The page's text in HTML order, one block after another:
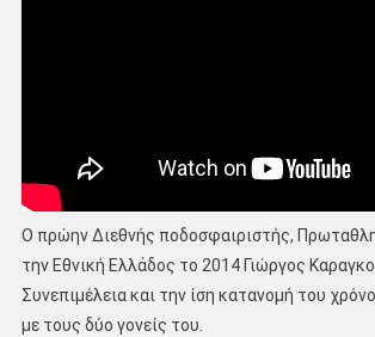
Ο πρώην Διεθνής ποδοσφαιριστής,
την Εθνική Ελλάδος το 2014 Γιώργος
Συνεπιμέλεια και την ίση κατανομή του
με τους δύο γονείς του.